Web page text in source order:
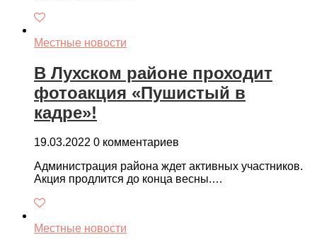
Местные новости
В Лухском районе проходит
фотоакция «Пушистый в
кадре»!
19.03.2022 0 комментариев
Администрация района ждет активных участников.
Акция продлится до конца весны.…
Местные новости